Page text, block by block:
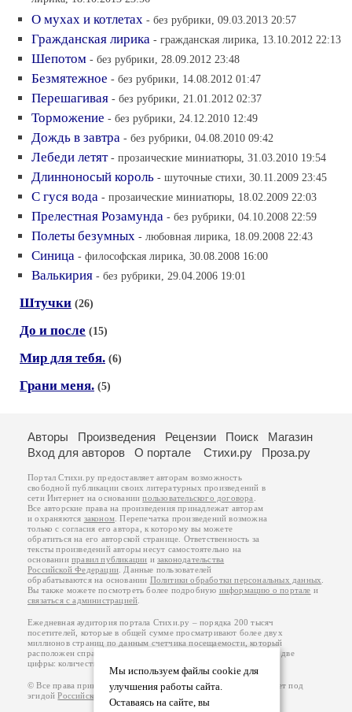
О мухах и котлетах - без рубрики, 09.03.2013 20:57
Гражданская лирика - гражданская лирика, 13.10.2012 22:13
Шепотом - без рубрики, 28.09.2012 23:48
Безмятежное - без рубрики, 14.08.2012 01:47
Перешагивая - без рубрики, 21.01.2012 02:37
Торможение - без рубрики, 24.12.2010 12:49
Дождь в завтра - без рубрики, 04.08.2010 09:42
Лебеди летят - прозаические миниатюры, 31.03.2010 19:54
Длинноносый король - шуточные стихи, 30.11.2009 23:45
С гуся вода - прозаические миниатюры, 18.02.2009 22:03
Прелестная Розамунда - без рубрики, 04.10.2008 22:59
Полеты безумных - любовная лирика, 18.09.2008 22:43
Синица - философская лирика, 30.08.2008 16:00
Валькирия - без рубрики, 29.04.2006 19:01
Штучки (26)
До и после (15)
Мир для тебя. (6)
Грани меня. (5)
Мы используем файлы cookie для
улучшения работы сайта.
Оставаясь на сайте, вы
Авторы Произведения Рецензии Поиск
Магазин
Вход для авторов
О портале Стихи.ру Проза.ру
Портал Стихи.ру предоставляет авторам возможность
свободной публикации своих литературных произведений в
сети Интернет на основаниипользовательского договора
Все авторские права на произведения принадлежат авторам
и охраняются законом . Перепечатка произведений возможна
только с согласия его автора, к которому вы можете
обратиться на его авторской странице. Ответственность за
тексты произведений авторы несут самостоятельно на
основанииправил публикации изаконодательства
Российской Федерации . Данные пользователей
обрабатываются на основании Политики обработки персональных данных
Вы также можете посмотреть более подробную информацию о портале и
связаться с администрацией
Ежедневная аудитория портала Стихи.ру – порядка 200 тысяч
посетителей, которые в общей сумме просматривают более двух
миллионов страниц по данным счетчика посещаемости, который
расположен справа от этого текста. В каждой графе указано по две
цифры: количество просмотров и количество посетителей.
© Все права принадлежат авторам, 2000-2026. Портал работает под
эгидойРоссийского союза писателей